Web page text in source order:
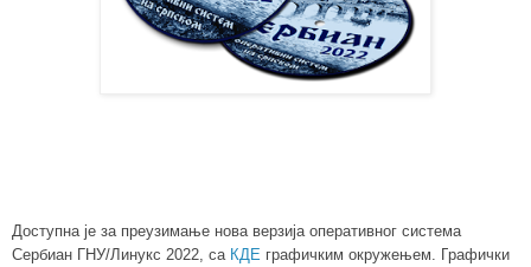
Доступна је за преузимање нова верзија оперативног система
Сербиан ГНУ/Линукс 2022, са КДЕ графичким окружењем. Графички